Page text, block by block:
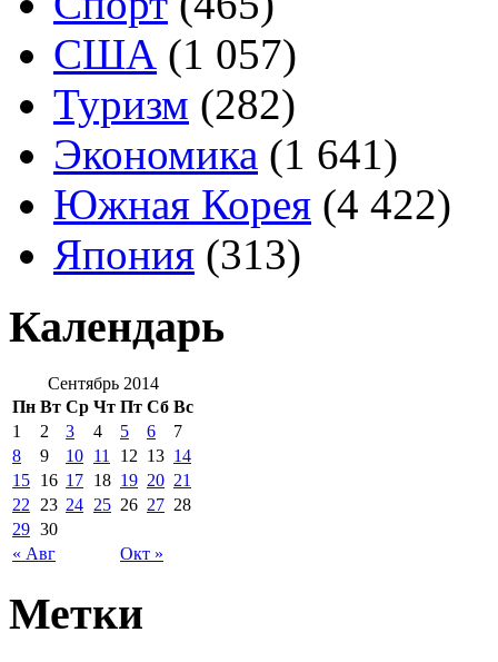
США (1 057)
Туризм (282)
Экономика (1 641)
Южная Корея (4 422)
Япония (313)
Календарь
Сентябрь 2014
Пн Вт Ср Чт Пт Сб Вс
« Авг Окт »
1 2 3 4 5 6
7
8
9 10 11 12 13 14
15 16 17 18 19 20 21
22
23 24 25 26 27 28
29 30
Метки